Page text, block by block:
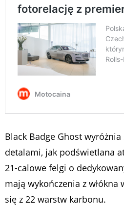
Black Badge Ghost
detalami, jak podświetlana
21-calowe felgi o
mają wykończenia z włókna
się z 22 warstw karbonu.